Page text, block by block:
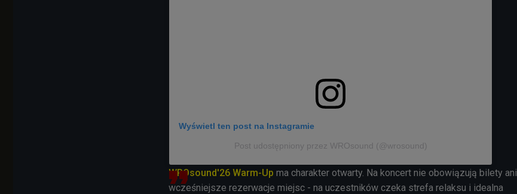
Wyświetl ten post na Instagramie
Post udostępniony przez WROsound (@wrosound)
WROsound'26 Warm-Up ma charakter otwarty. Na koncert nie obowiązują bilety ani
wcześniejsze rezerwacje miejsc - na uczestników czeka strefa relaksu i idealna